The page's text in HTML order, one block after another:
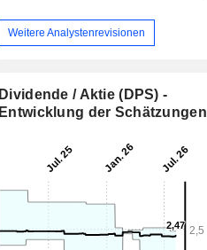
Weitere Analystenrevisionen
Dividende / Aktie (DPS) -
Entwicklung der Schätzungen